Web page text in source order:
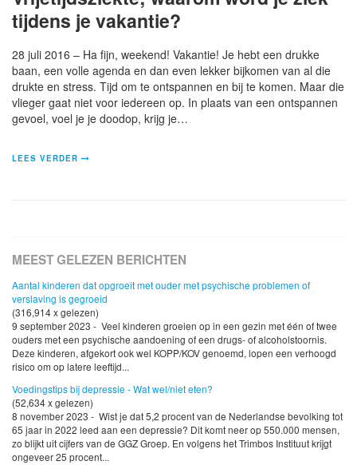
tijdens je vakantie?
28 juli 2016 – Ha fijn, weekend! Vakantie! Je hebt een drukke
baan, een volle agenda en dan even lekker bijkomen van al die
drukte en stress. Tijd om te ontspannen en bij te komen. Maar die
vlieger gaat niet voor iedereen op. In plaats van een ontspannen
gevoel, voel je je doodop, krijg je…
LEES VERDER
MEEST GELEZEN BERICHTEN
Aantal kinderen dat opgroeit met ouder met psychische problemen of
verslaving is gegroeid
(316,914 x gelezen)
9 september 2023 - Veel kinderen groeien op in een gezin met één of twee
ouders met een psychische aandoening of een drugs- of alcoholstoornis.
Deze kinderen, afgekort ook wel KOPP/KOV genoemd, lopen een verhoogd
risico om op latere leeftijd...
Voedingstips bij depressie - Wat wel/niet eten?
(52,634 x gelezen)
8 november 2023 - Wist je dat 5,2 procent van de Nederlandse bevolking tot
65 jaar in 2022 leed aan een depressie? Dit komt neer op 550.000 mensen,
zo blijkt uit cijfers van de GGZ Groep. En volgens het Trimbos Instituut krijgt
ongeveer 25 procent...